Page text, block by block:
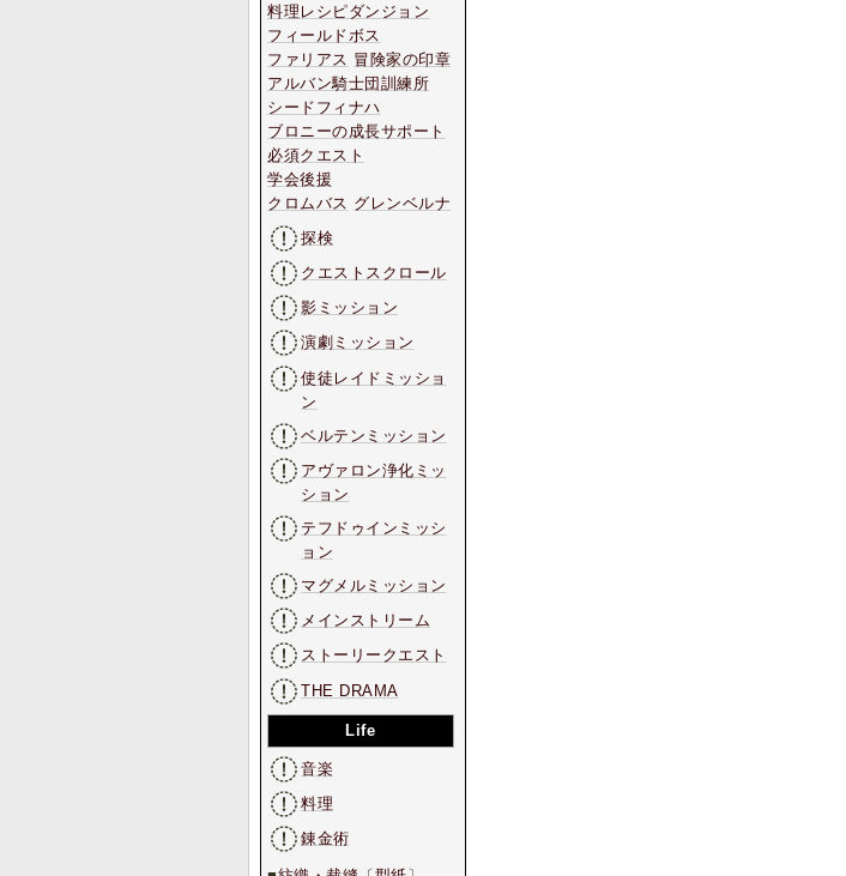
料理レシピダンジョン
フィールドボス
ファリアス 冒険家の印章
アルバン騎士団訓練所
シードフィナハ
ブロニーの成長サポート
必須クエスト
学会後援
クロムバス グレンベルナ
探検
クエストスクロール
影ミッション
演劇ミッション
使徒レイドミッショ
ン
ベルテンミッション
アヴァロン浄化ミッ
ション
テフドゥインミッシ
ョン
マグメルミッション
メインストリーム
ストーリークエスト
THE DRAMA
Life
音楽
料理
錬金術